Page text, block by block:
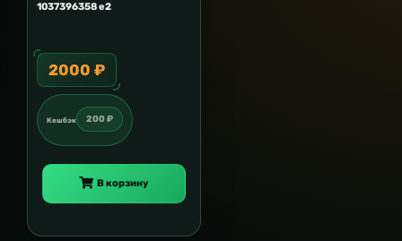
1037396358 e2
2000 ₽
Кешбэк 200 ₽
В корзину